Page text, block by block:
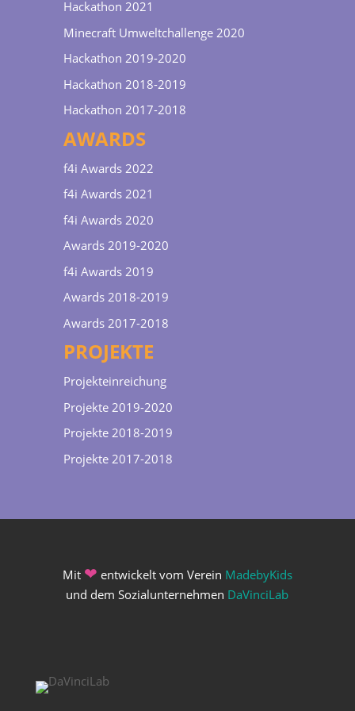
Hackathon 2021
Minecraft Umweltchallenge 2020
Hackathon 2019-2020
Hackathon 2018-2019
Hackathon 2017-2018
AWARDS
f4i Awards 2022
f4i Awards 2021
f4i Awards 2020
Awards 2019-2020
f4i Awards 2019
Awards 2018-2019
Awards 2017-2018
PROJEKTE
Projekteinreichung
Projekte 2019-2020
Projekte 2018-2019
Projekte 2017-2018
Mit ❤ entwickelt vom Verein MadebyKids
und dem Sozialunternehmen DaVinciLab